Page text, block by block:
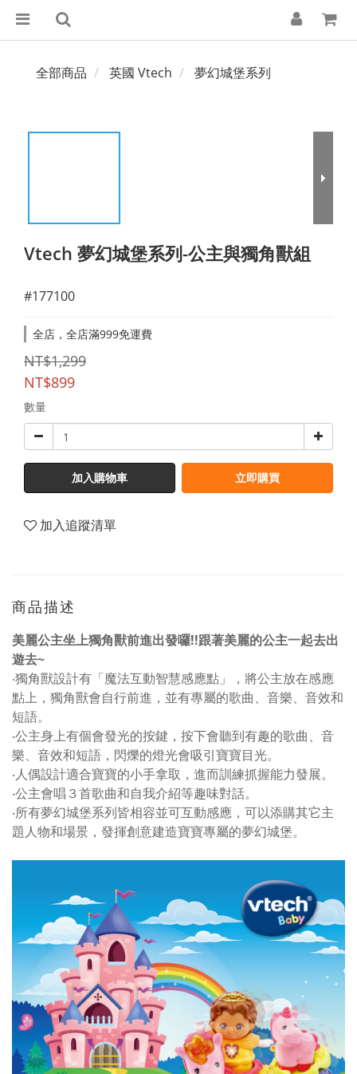
全部商品 英國 Vtech 夢幻城堡系列
Vtech 夢幻城堡系列-公主與獨角獸組
#177100
全店，全店滿999免運費
NT$1,299
NT$899
數量
加入購物車 立即購買
加入追蹤清單
商品描述
美麗公主坐上獨角獸前進出發囉!!跟著美麗的公主一起去出
遊去~
‧獨角獸設計有「魔法互動智慧感應點」，將公主放在感應
點上，獨角獸會自行前進，並有專屬的歌曲、音樂、音效和
短語。
‧公主身上有個會發光的按鍵，按下會聽到有趣的歌曲、音
樂、音效和短語，閃爍的燈光會吸引寶寶目光。
‧人偶設計適合寶寶的小手拿取，進而訓練抓握能力發展。
‧公主會唱３首歌曲和自我介紹等趣味對話。
‧所有夢幻城堡系列皆相容並可互動感應，可以添購其它主
題人物和場景，發揮創意建造寶寶專屬的夢幻城堡。